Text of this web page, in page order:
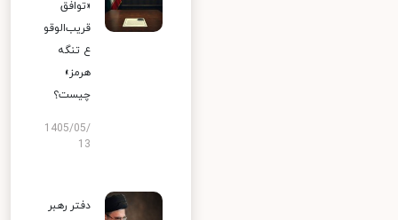
«توافق
قریب‌الوقو
ع تنگه
هرمز»
چیست؟
1405/05/
13
دفتر رهبر